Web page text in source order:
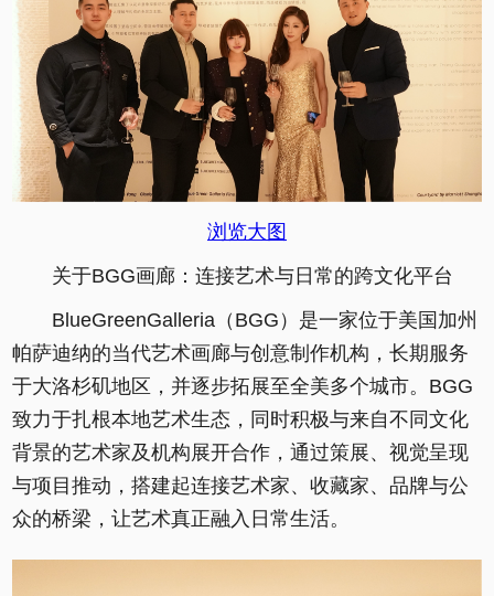
浏览大图
关于BGG画廊：连接艺术与日常的跨文化平台
BlueGreenGalleria（BGG）是一家位于美国加州
帕萨迪纳的当代艺术画廊与创意制作机构，长期服务
于大洛杉矶地区，并逐步拓展至全美多个城市。BGG
致力于扎根本地艺术生态，同时积极与来自不同文化
背景的艺术家及机构展开合作，通过策展、视觉呈现
与项目推动，搭建起连接艺术家、收藏家、品牌与公
众的桥梁，让艺术真正融入日常生活。